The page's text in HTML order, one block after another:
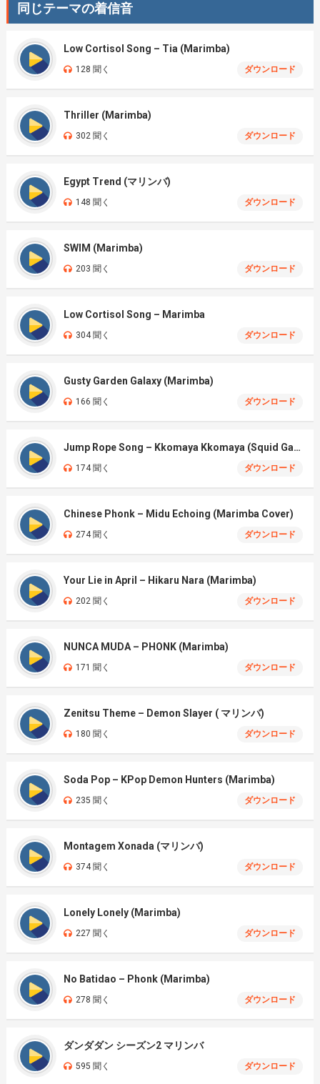
同じテーマの着信音
Low Cortisol Song – Tia (Marimba)
128 聞く ダウンロード
Thriller (Marimba)
302 聞く ダウンロード
Egypt Trend (マリンバ)
148 聞く ダウンロード
SWIM (Marimba)
203 聞く ダウンロード
Low Cortisol Song – Marimba
304 聞く ダウンロード
Gusty Garden Galaxy (Marimba)
166 聞く ダウンロード
Jump Rope Song – Kkomaya Kkomaya (Squid Game Season 3)
174 聞く ダウンロード
Chinese Phonk – Midu Echoing (Marimba Cover)
274 聞く ダウンロード
Your Lie in April – Hikaru Nara (Marimba)
202 聞く ダウンロード
NUNCA MUDA – PHONK (Marimba)
171 聞く ダウンロード
Zenitsu Theme – Demon Slayer ( マリンバ)
180 聞く ダウンロード
Soda Pop – KPop Demon Hunters (Marimba)
235 聞く ダウンロード
Montagem Xonada (マリンバ)
374 聞く ダウンロード
Lonely Lonely (Marimba)
227 聞く ダウンロード
No Batidao – Phonk (Marimba)
278 聞く ダウンロード
ダンダダン シーズン2 マリンバ
595 聞く ダウンロード